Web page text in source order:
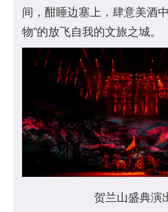
间，酣睡边塞上，肆意美酒
物”的放飞自我的文旅之城。
贺兰山盛典演